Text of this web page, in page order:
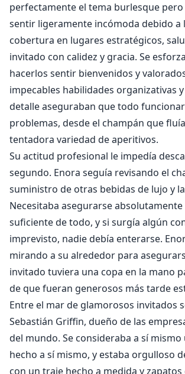
perfectamente el tema burlesque pero
sentir ligeramente incómoda debido a
cobertura en lugares estratégicos,
invitado con calidez y gracia. Se
hacerlos sentir bienvenidos y
impecables habilidades organizativas
detalle aseguraban que todo
problemas, desde el champán que
tentadora variedad de aperitivos.
Su actitud profesional le impedía
segundo. Enora seguía revisando el
suministro de otras bebidas de lujo y
Necesitaba asegurarse
suficiente de todo, y si surgía algún
imprevisto, nadie debía enterarse.
mirando a su alrededor para
invitado tuviera una copa en la mano
de que fueran generosos más tarde
Entre el mar de glamorosos invitados
Sebastián Griffin, dueño de las
del mundo. Se consideraba a sí
hecho a sí mismo, y estaba orgulloso
con un traje hecho a medida y zapatos